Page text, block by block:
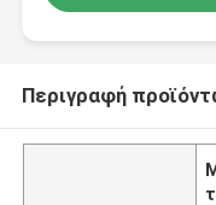
Περιγραφή